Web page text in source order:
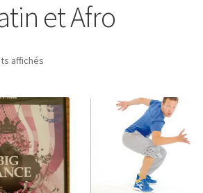
et Afro
affichés
récent
au
plus
ancien